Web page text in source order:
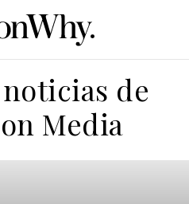
de
Media